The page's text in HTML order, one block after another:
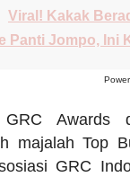
Viral! Kakak
Panti Jompo, Ini
Awards
majalah Top
GRC